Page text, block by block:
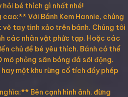
hỏi bé thích gì nhất nhé!
Với Bánh Kem Hannie, chúng
tay tinh xảo trên bánh. Chúng tôi
các nhân vật phức tạp. Hoặc các
chủ đề bé yêu thích. Bánh có thể
phỏng sân bóng đá sôi động.
một khu rừng cổ tích đầy phép
Bên cạnh hình ảnh, đừng